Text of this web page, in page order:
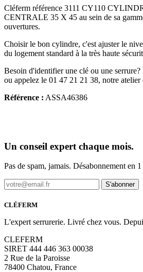
Cléferm référence 3111 CY110
CENTRALE 35 X 45 au sein de sa
ouvertures.
Choisir le bon cylindre, c'est ajuster le
du logement standard à la très haute
Besoin d'identifier une clé ou une
ou appelez le 01 47 21 21 38, notre
Référence : ASSA46386
Un conseil expert chaque mois.
Pas de spam, jamais. Désabonnement en
S'abonner
CLÉFERM
L'expert serrurerie. Livré chez vous.
CLEFERM
SIRET 444 446 363 00038
2 Rue de la Paroisse
78400 Chatou, France